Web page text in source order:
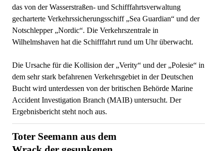
das von der Wasserstraßen- und Schifffahrtsverwaltung
gecharterte Verkehrssicherungsschiff „Sea Guardian“ und der
Notschlepper „Nordic“. Die Verkehrszentrale in
Wilhelmshaven hat die Schifffahrt rund um Uhr überwacht.
Die Ursache für die Kollision der „Verity“ und der „Polesie“ in
dem sehr stark befahrenen Verkehrsgebiet in der Deutschen
Bucht wird unterdessen von der britischen Behörde Marine
Accident Investigation Branch (MAIB) untersucht. Der
Ergebnisbericht steht noch aus.
Toter Seemann aus dem